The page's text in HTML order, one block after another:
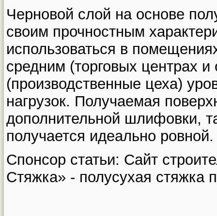
Черновой слой на основе
своим прочностным
использоваться в
средним (торговых центрах
(производственные цеха)
нагрузок. Получаемая
дополнительной шлифовки,
получается идеально ровной.
Спонсор статьи: Сайт
Стяжка» - полусухая стяжка